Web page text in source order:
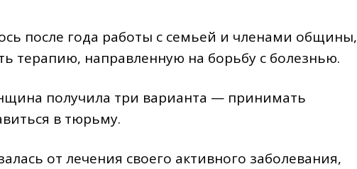
после года работы с семьей и членами общины,
терапию, направленную на борьбу с болезнью.
получила три варианта — принимать
в тюрьму.
от лечения своего активного заболевания,